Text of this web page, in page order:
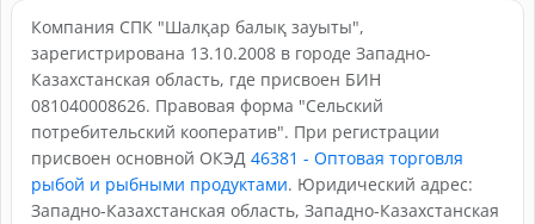
Компания СПК "Шалқар балық зауыты",
зарегистрирована 13.10.2008 в городе Западно-
Казахстанская область, где присвоен БИН
081040008626. Правовая форма "Сельский
потребительский кооператив". При регистрации
присвоен основной ОКЭД 46381 - Оптовая торговля
рыбой и рыбными продуктами. Юридический адрес:
Западно-Казахстанская область, Западно-Казахстанская